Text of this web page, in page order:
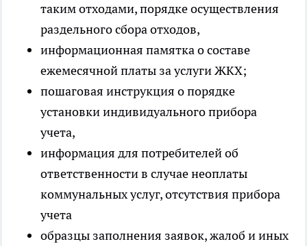
таким отходами, порядке осуществления
раздельного сбора отходов,
информационная памятка о составе
ежемесячной платы за услуги ЖКХ;
пошаговая инструкция о порядке
установки индивидуального прибора
учета,
информация для потребителей об
ответственности в случае неоплаты
коммунальных услуг, отсутствия прибора
учета
образцы заполнения заявок, жалоб и иных